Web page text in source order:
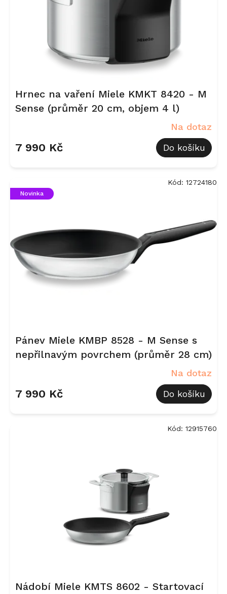
Hrnec na vaření Miele KMKT 8420 - M
Sense (průměr 20 cm, objem 4 l)
Na dotaz
7 990 Kč Do košíku
Novinka
Pánev Miele KMBP 8528 - M Sense s
nepřilnavým povrchem (průměr 28 cm)
Na dotaz
7 990 Kč Do košíku
Kód: 12724180
Nádobí Miele KMTS 8602 - Startovací
Kód: 12915760